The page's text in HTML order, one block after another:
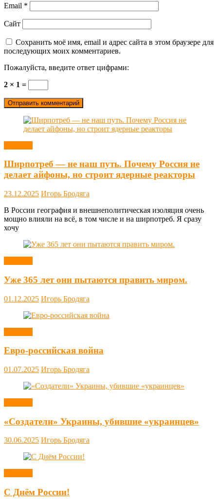
Email *
Сайт
Сохранить моё имя, email и адрес сайта в этом браузере для
последующих моих комментариев.
Пожалуйста, введите ответ цифрами:
2 × 1 =
Ширпотреб — не наш путь. Почему Россия не
делает айфоны, но строит ядерные реакторы
23.12.2025 Игорь Бродяга
В России география и внешнеполитическая изоляция очень
мощно влияли на всё, в том числе и на ширпотреб. Я сразу
хочу
Уже 365 лет они пытаются править миром.
01.12.2025 Игорь Бродяга
Евро-российская война
01.07.2025 Игорь Бродяга
«Создатели» Украины, убившие «украинцев»
30.06.2025 Игорь Бродяга
С Днём России!